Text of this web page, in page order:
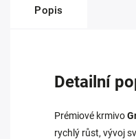
Popis
Detailní
Prémiové krmivo
rychlý růst, vývoj